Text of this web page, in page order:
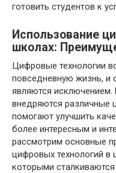
готовить студентов к
Использование
школах:
Цифровые технологии
повседневную жизнь, и
являются исключением.
внедряются различные
помогают улучшить
более интересным и
рассмотрим основные
цифровых технологий
которыми